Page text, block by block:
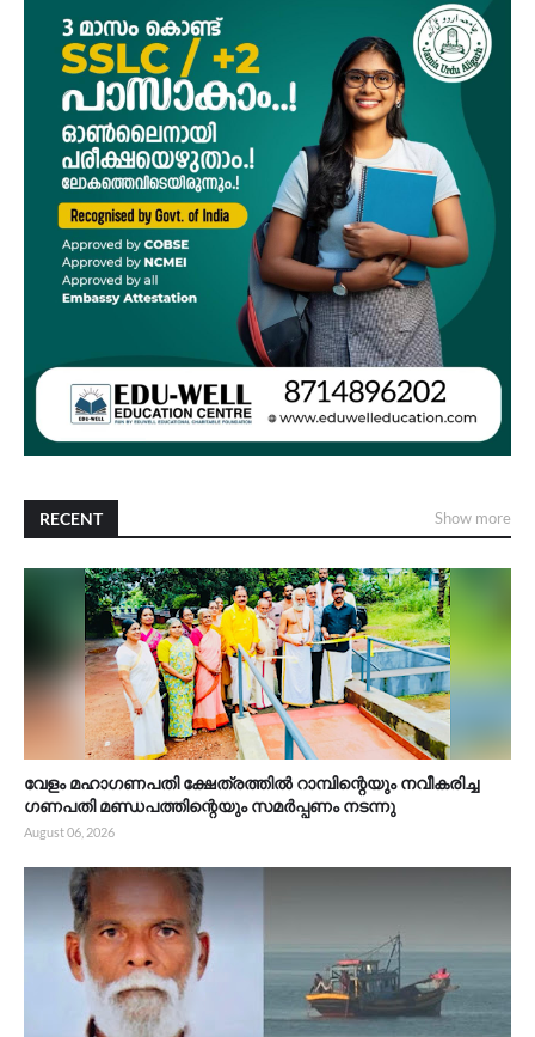
RECENT Show more
വേളം മഹാഗണപതി ക്ഷേത്രത്തിൽ റാമ്പിന്റെയും നവീകരിച്ച
ഗണപതി മണ്ഡപത്തിന്റെയും സമർപ്പണം നടന്നു
August 06, 2026